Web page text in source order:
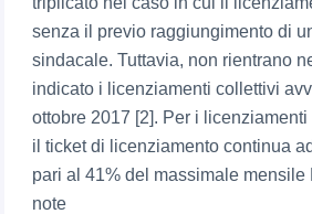
senza il previo raggiungimento di
sindacale. Tuttavia, non rientrano
indicato i licenziamenti collettivi
ottobre 2017 [2]. Per i
il ticket di licenziamento continua
pari al 41% del massimale mensile
note